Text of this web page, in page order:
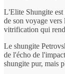
L'Elite Shungite est
de son voyage
vitrification qui
Le shungite
de l'écho de
shungite pur, mais